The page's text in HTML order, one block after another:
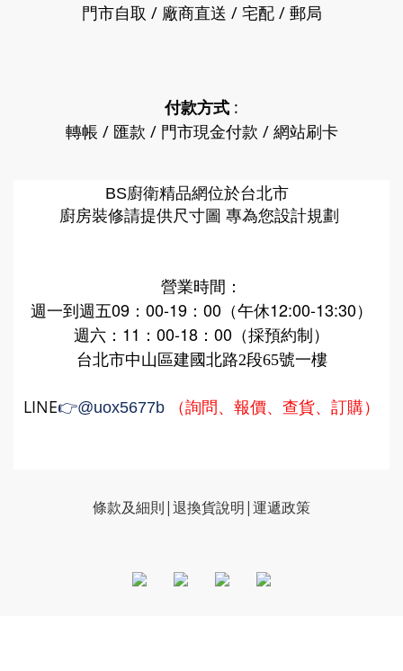
門市自取 / 廠商直送 / 宅配 / 郵局
付款方式 :
轉帳 / 匯款 / 門市現金付款 / 網站刷卡
BS廚衛精品網位於台北市
廚房裝修請提供尺寸圖 專為您設計規劃
營業時間：
週一到週五09：00-19：00（午休12:00-13:30）
週六：11：00-18：00（採預約制）
台北市中山區建國北路2段65號一樓
LINE👉@uox5677b （詢問、報價、查貨、訂購）
條款及細則|退換貨說明|運遞政策